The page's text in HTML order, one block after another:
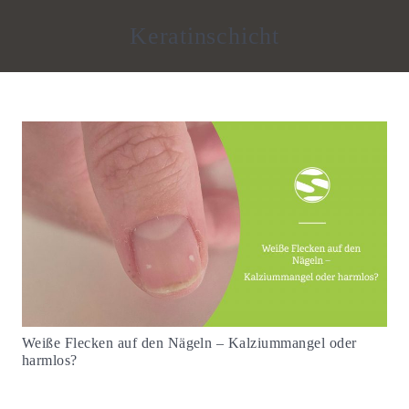
Keratinschicht
Weiße Flecken auf den Nägeln – Kalziummangel oder
harmlos?